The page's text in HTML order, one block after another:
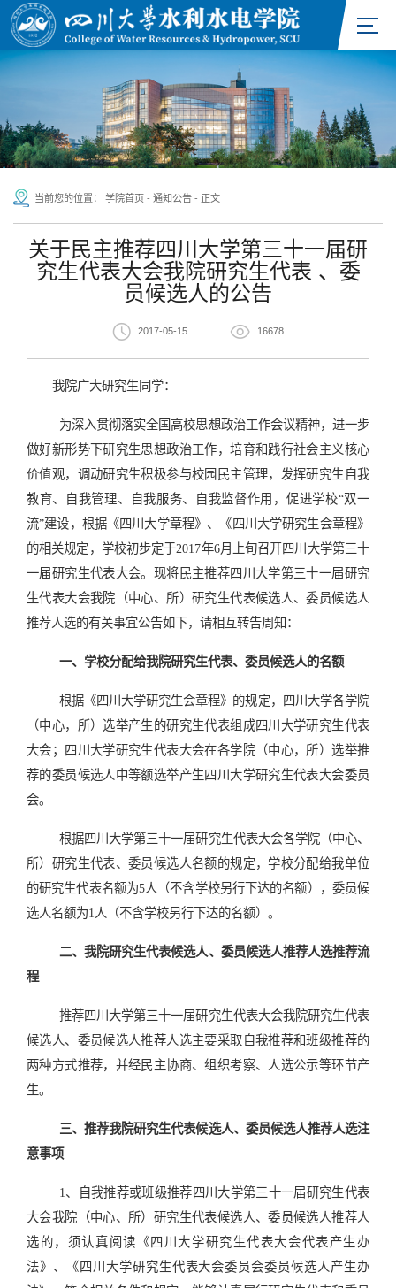
当前您的位置： 学院首页 - 通知公告 - 正文
关于民主推荐四川大学第三十一届研
究生代表大会我院研究生代表 、委
员候选人的公告
2017-05-15 16678
我院广大研究生同学：
为深入贯彻落实全国高校思想政治工作会议精神，进一步
做好新形势下研究生思想政治工作，培育和践行社会主义核心
价值观，调动研究生积极参与校园民主管理，发挥研究生自我
教育、自我管理、自我服务、自我监督作用，促进学校“双一
流”建设，根据《四川大学章程》、《四川大学研究生会章程》
的相关规定，学校初步定于2017年6月上旬召开四川大学第三十
一届研究生代表大会。现将民主推荐四川大学第三十一届研究
生代表大会我院（中心、所）研究生代表候选人、委员候选人
推荐人选的有关事宜公告如下，请相互转告周知：
一、学校分配给我院研究生代表、委员候选人的名额
根据《四川大学研究生会章程》的规定，四川大学各学院
（中心，所）选举产生的研究生代表组成四川大学研究生代表
大会；四川大学研究生代表大会在各学院（中心，所）选举推
荐的委员候选人中等额选举产生四川大学研究生代表大会委员
会。
根据四川大学第三十一届研究生代表大会各学院（中心、
所）研究生代表、委员候选人名额的规定，学校分配给我单位
的研究生代表名额为5人（不含学校另行下达的名额），委员候
选人名额为1 人（不含学校另行下达的名额）。
二、我院研究生代表候选人、委员候选人推荐人选推荐流
程
推荐四川大学第三十一届研究生代表大会我院研究生代表
候选人、委员候选人推荐人选主要采取自我推荐和班级推荐的
两种方式推荐，并经民主协商、组织考察、人选公示等环节产
生。
三、推荐我院研究生代表候选人、委员候选人推荐人选注
意事项
1、自我推荐或班级推荐四川大学第三十一届研究生代表
大会我院（中心、所）研究生代表候选人、委员候选人推荐人
选的，须认真阅读《四川大学研究生代表大会代表产生办
法》、《四川大学研究生代表大会委员会委员候选人产生办